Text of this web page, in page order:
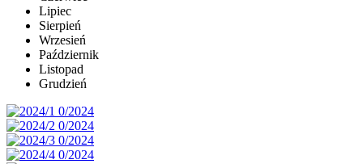
Lipiec
Sierpień
Wrzesień
Październik
Listopad
Grudzień